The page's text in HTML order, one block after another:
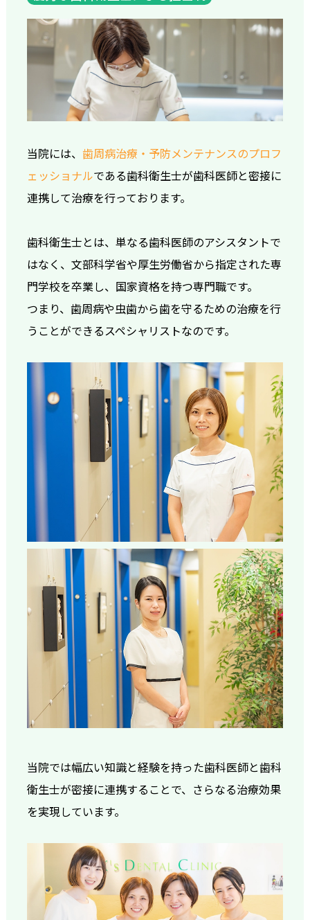
当院には、 歯周病治療・予防メンテナンスのプロフ
ェッショナルである歯科衛生士が歯科医師と密接に
連携して治療を行っております。
歯科衛生士とは、単なる歯科医師のアシスタントで
はなく、文部科学省や厚生労働省から指定された専
門学校を卒業し、国家資格を持つ専門職です。
つまり、歯周病や虫歯から歯を守るための治療を行
うことができるスペシャリストなのです。
当院では幅広い知識と経験を持った歯科医師と歯科
衛生士が密接に連携することで、さらなる治療効果
を実現しています。